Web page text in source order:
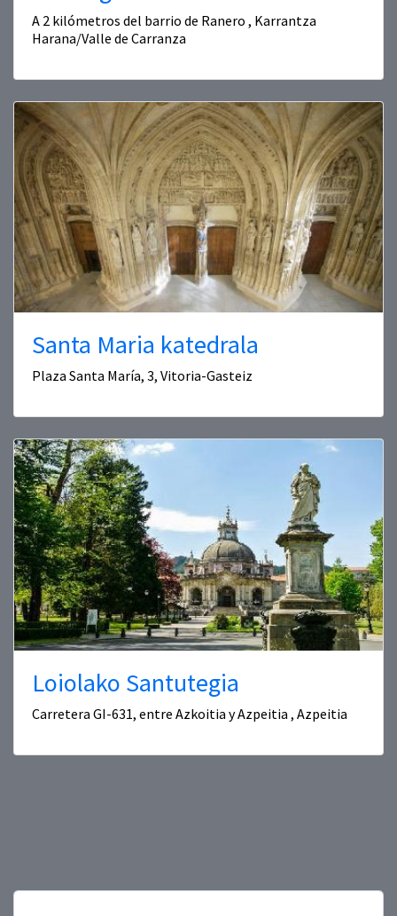
A 2 kilómetros del barrio de Ranero , Karrantza
Harana/Valle de Carranza
Santa Maria katedrala
Plaza Santa María, 3, Vitoria-Gasteiz
Loiolako Santutegia
Carretera GI-631, entre Azkoitia y Azpeitia , Azpeitia